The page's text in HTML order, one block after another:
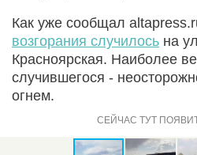
Как уже сообщал
возгорания случилось на
Красноярская. Наиболее
случившегося -
огнем.